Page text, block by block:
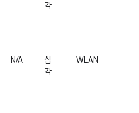
각
N/A
심
각
WLAN